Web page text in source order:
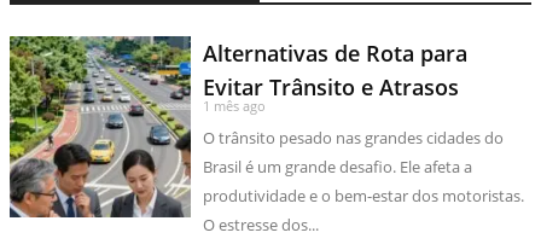
Alternativas de Rota para
Evitar Trânsito e Atrasos
1 mês ago
O trânsito pesado nas grandes cidades do
Brasil é um grande desafio. Ele afeta a
produtividade e o bem-estar dos motoristas.
O estresse dos...